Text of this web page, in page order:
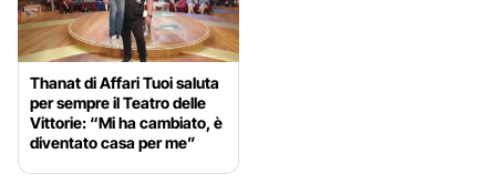
Thanat di Affari Tuoi saluta
per sempre il Teatro delle
Vittorie: “Mi ha cambiato, è
diventato casa per me”